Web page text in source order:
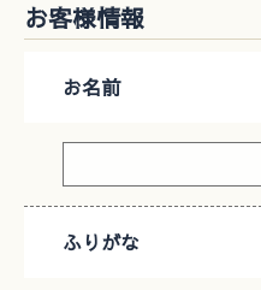
お客様情報
お名前
ふりがな